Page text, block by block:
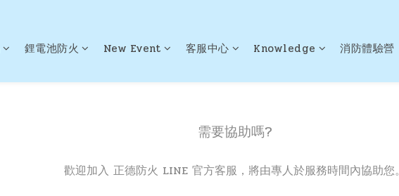
鋰電池防火 New Event 客服中心 Knowledge 消防體驗營
需要協助嗎?
歡迎加入 正德防火 LINE 官方客服，將由專人於服務時間內協助您。